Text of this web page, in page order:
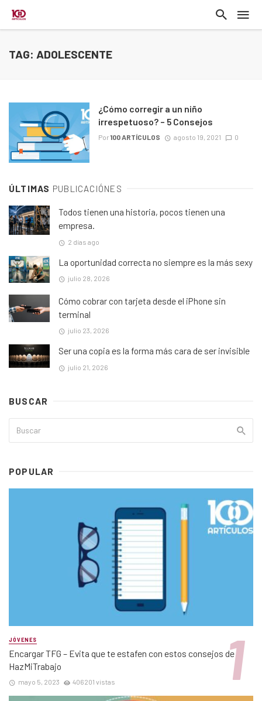
TAG: ADOLESCENTE
¿Cómo corregir a un niño
irrespetuoso? – 5 Consejos
Por100 ARTÍCULOS agosto 19, 2021 0
ÚLTIMAS PUBLICACIÓNES
Todos tienen una historia, pocos tienen una
empresa.
2 días ago
La oportunidad correcta no siempre es la más sexy
julio 28, 2026
Cómo cobrar con tarjeta desde el iPhone sin
terminal
julio 23, 2026
Ser una copia es la forma más cara de ser invisible
julio 21, 2026
BUSCAR
POPULAR
JÓVENES
Encargar TFG – Evita que te estafen con estos consejos de
HazMiTrabajo
mayo 5, 2023 406201 vistas